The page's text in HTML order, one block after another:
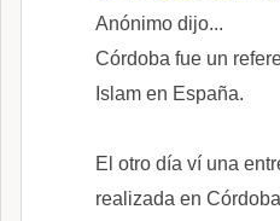
Anónimo dijo...
Córdoba fue un
Islam en España.
El otro día ví una
realizada en